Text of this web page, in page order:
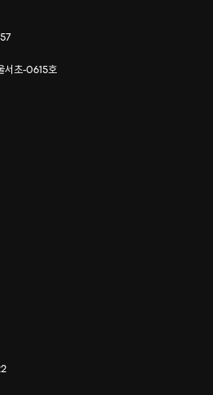
서초-0615호